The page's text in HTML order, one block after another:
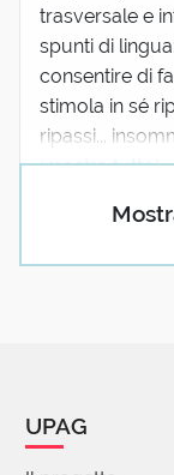
trasversale e
spunti di
consentire di
stimola in sé
ripassi...
(mostra tutto)
1 reazione
appunto:
UPAG